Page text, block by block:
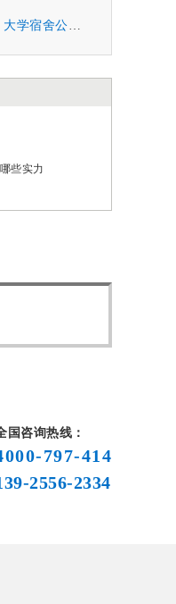
采购应注意哪些
些实力
国咨询热线：
797-414
2556-2334